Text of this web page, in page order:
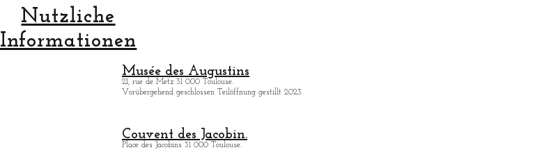
Nutzliche
Informationen
Musée des Augustins
21, rue de Metz 31 000 Toulouse.
Vorübergehend geschlossen Teilöffnung gestillt 2023.
Couvent des Jacobin.
Place des Jacobins 31 000 Toulouse.